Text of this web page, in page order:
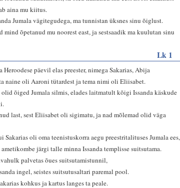
aina mu kiitus.
Jumala vägitegudega, ma tunnistan üksnes sinu õiglust.
mind õpetanud mu noorest east, ja sestsaadik ma kuulutan sinu
Lk 1
Heroodese päevil elas preester, nimega Sakarias, Abija
naine oli Aaroni tütardest ja tema nimi oli Eliisabet.
olid õiged Jumala silmis, elades laitmatult kõigi Issanda käskude
last, sest Eliisabet oli sigimatu, ja nad mõlemad olid väga
Sakarias oli oma teenistuskorra aegu preestritalituses Jumala ees,
järgi talle minna Issanda templisse suitsutama.
palvetas õues suitsutamistunnil,
ingel, seistes suitsutusaltari paremal pool.
kohkus ja kartus langes ta peale.